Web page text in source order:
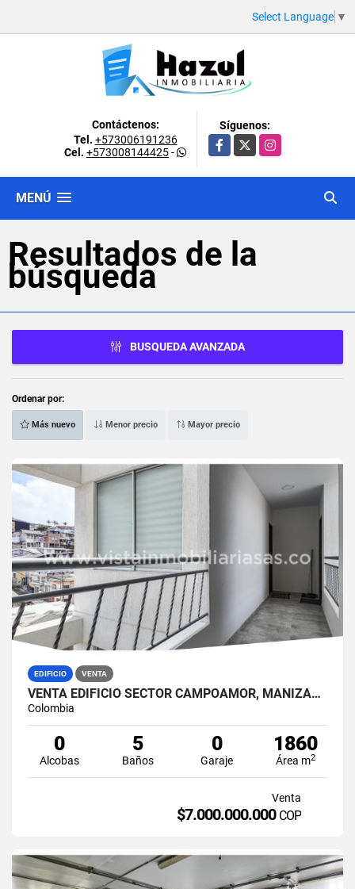
Select Language ▼
Contáctenos:
Tel. +573006191236
Cel. +573008144425-
Síguenos:
Facebook
X Instagram
MENÚ
Resultados de la
búsqueda
BUSQUEDA AVANZADA
Ordenar por:
Más nuevo Menor precio Mayor precio
EDIFICIO VENTA
VENTA EDIFICIO SECTOR CAMPOAMOR, MANIZALES
Colombia
0
Alcobas
5
Baños
0
Garaje
1860
Área m2
Venta
$7.000.000.000 COP